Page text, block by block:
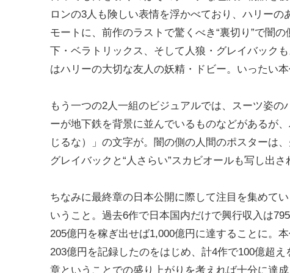
ロンの3人も険しい表情を浮かべており、ハリー
モートに、前作のラストで驚くべき“裏切り”で闇
下・ベラトリックス、そして人狼・グレイバック
はハリーの大切な友人の妖精・ドビー。いったい
もう一つの2人一組のビジュアルでは、スーツ姿
ーが地下鉄を背景に並んでいるものなどがあるが
じるな）」の文字が。闇の側の人間のポスターは
グレイバックと“人さらい”スカビオールも写し出さ
ちなみに最終章の日本公開に際して注目を集めて
いうこと。過去6作で日本国内だけで興行収入は
205億円を稼ぎ出せば1,000億円に達することに。
203億円を記録したのをはじめ、計4作で100億超
章ということでの盛り上がりを考えれば十分に達